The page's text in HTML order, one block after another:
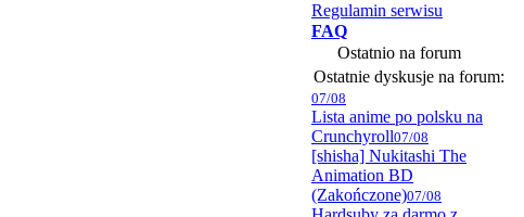
Regulamin serwisu
FAQ
Ostatnio na forum
Ostatnie dyskusje na forum:
07/08
Lista anime po polsku na
Crunchyroll07/08
[shisha] Nukitashi The
Animation BD
(Zakończone)07/08